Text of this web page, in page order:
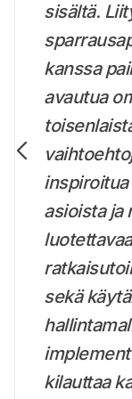
sisältä.
kanssa
avautua
asioista ja
sekä
kilauttaa